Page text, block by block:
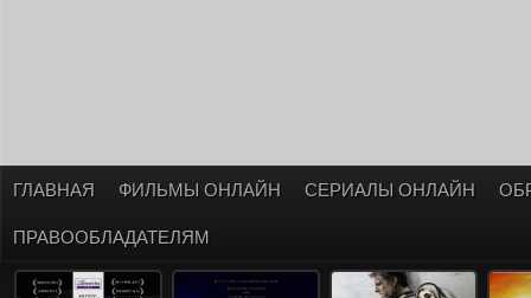
ГЛАВНАЯ ФИЛЬМЫ ОНЛАЙН СЕРИАЛЫ ОНЛАЙН
ПРАВООБЛАДАТЕЛЯМ